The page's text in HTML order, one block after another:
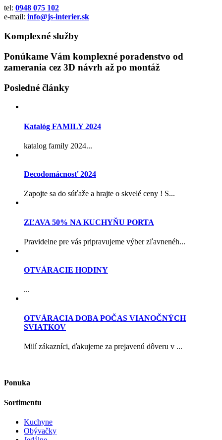
tel: 0948 075 102
e-mail: info@js-interier.sk
Komplexné služby
Ponúkame Vám komplexné poradenstvo od
zamerania cez 3D návrh až po montáž
Posledné články
Katalóg FAMILY 2024
katalog family 2024...
Decodomácnosť 2024
Zapojte sa do súťaže a hrajte o skvelé ceny ! S...
ZĽAVA 50% NA KUCHYŇU PORTA
Pravidelne pre vás pripravujeme výber zľavnenéh...
OTVÁRACIE HODINY
...
OTVÁRACIA DOBA POČAS VIANOČNÝCH
SVIATKOV
Milí zákazníci, ďakujeme za prejavenú dôveru v ...
Ponuka
Sortimentu
Kuchyne
Obývačky